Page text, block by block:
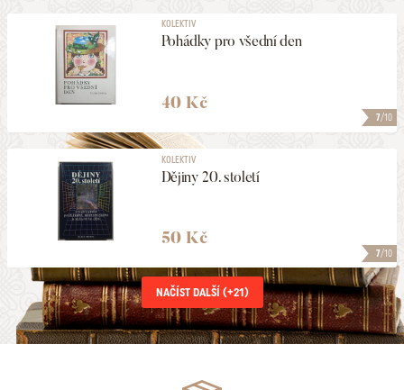
7/10
KOLEKTIV
Pohádky pro všední den
40 Kč
7/10
KOLEKTIV
Dějiny 20. století
50 Kč
NAČÍST DALŠÍ (+21)